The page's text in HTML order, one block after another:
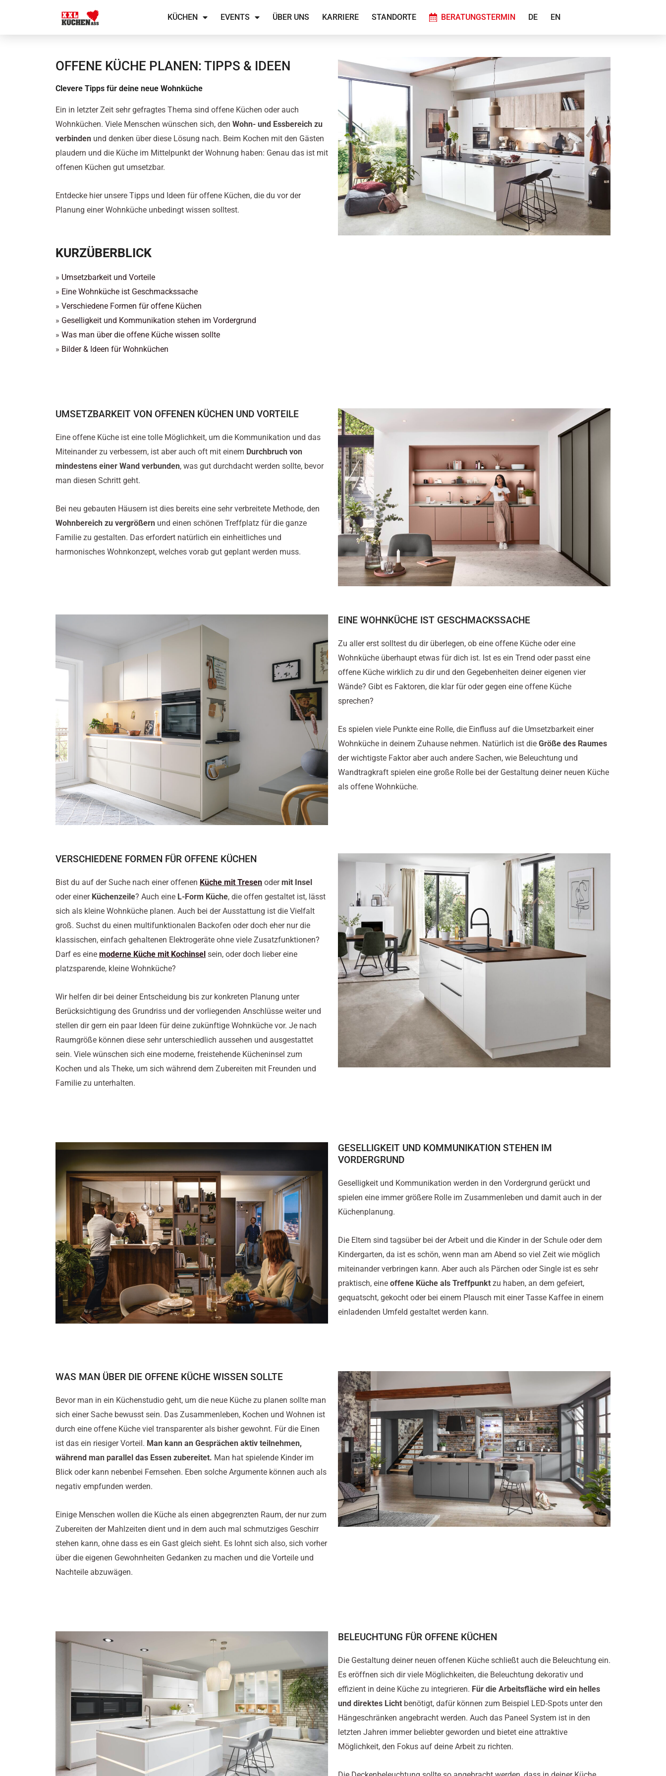
KÜCHEN EVENTS ÜBER UNS KARRIERE STANDORTE BERATUNGSTERMIN DE EN
OFFENE KÜCHE PLANEN: TIPPS & IDEEN
Clevere Tipps für deine neue Wohnküche
Ein in letzter Zeit sehr gefragtes Thema sind offene Küchen oder auch
Wohnküchen. Viele Menschen wünschen sich, den Wohn- und Essbereich zu
verbinden und denken über diese Lösung nach. Beim Kochen mit den Gästen
plaudern und die Küche im Mittelpunkt der Wohnung haben: Genau das ist mit
offenen Küchen gut umsetzbar.
Entdecke hier unsere Tipps und Ideen für offene Küchen, die du vor der
Planung einer Wohnküche unbedingt wissen solltest.
KURZÜBERBLICK
» Umsetzbarkeit und Vorteile
» Eine Wohnküche ist Geschmackssache
» Verschiedene Formen für offene Küchen
» Geselligkeit und Kommunikation stehen im Vordergrund
» Was man über die offene Küche wissen sollte
» Bilder & Ideen für Wohnküchen
UMSETZBARKEIT VON OFFENEN KÜCHEN UND VORTEILE
Eine offene Küche ist eine tolle Möglichkeit, um die Kommunikation und das
Miteinander zu verbessern, ist aber auch oft mit einem Durchbruch von
mindestens einer Wand verbunden, was gut durchdacht werden sollte, bevor
man diesen Schritt geht.
Bei neu gebauten Häusern ist dies bereits eine sehr verbreitete Methode, den
Wohnbereich zu vergrößern und einen schönen Treffplatz für die ganze
Familie zu gestalten. Das erfordert natürlich ein einheitliches und
harmonisches Wohnkonzept, welches vorab gut geplant werden muss.
EINE WOHNKÜCHE IST GESCHMACKSSACHE
Zu aller erst solltest du dir überlegen, ob eine offene Küche oder eine
Wohnküche überhaupt etwas für dich ist. Ist es ein Trend oder passt eine
offene Küche wirklich zu dir und den Gegebenheiten deiner eigenen vier
Wände? Gibt es Faktoren, die klar für oder gegen eine offene Küche
sprechen?
Es spielen viele Punkte eine Rolle, die Einfluss auf die Umsetzbarkeit einer
Wohnküche in deinem Zuhause nehmen. Natürlich ist die Größe des Raumes
der wichtigste Faktor aber auch andere Sachen, wie Beleuchtung und
Wandtragkraft spielen eine große Rolle bei der Gestaltung deiner neuen Küche
als offene Wohnküche.
VERSCHIEDENE FORMEN FÜR OFFENE KÜCHEN
Bist du auf der Suche nach einer offenen Küche mit Tresen odermit Insel
oder einer Küchenzeile? Auch eine L-Form Küche, die offen gestaltet ist, lässt
sich als kleine Wohnküche planen. Auch bei der Ausstattung ist die Vielfalt
groß. Suchst du einen multifunktionalen Backofen oder doch eher nur die
klassischen, einfach gehaltenen Elektrogeräte ohne viele Zusatzfunktionen?
Darf es eine moderne Küche mit Kochinsel sein, oder doch lieber eine
platzsparende, kleine Wohnküche?
Wir helfen dir bei deiner Entscheidung bis zur konkreten Planung unter
Berücksichtigung des Grundriss und der vorliegenden Anschlüsse weiter und
stellen dir gern ein paar Ideen für deine zukünftige Wohnküche vor. Je nach
Raumgröße können diese sehr unterschiedlich aussehen und ausgestattet
sein. Viele wünschen sich eine moderne, freistehende Kücheninsel zum
Kochen und als Theke, um sich während dem Zubereiten mit Freunden und
Familie zu unterhalten.
GESELLIGKEIT UND KOMMUNIKATION STEHEN IM
VORDERGRUND
Geselligkeit und Kommunikation werden in den Vordergrund gerückt und
spielen eine immer größere Rolle im Zusammenleben und damit auch in der
Küchenplanung.
Die Eltern sind tagsüber bei der Arbeit und die Kinder in der Schule oder dem
Kindergarten, da ist es schön, wenn man am Abend so viel Zeit wie möglich
miteinander verbringen kann. Aber auch als Pärchen oder Single ist es sehr
praktisch, eine offene Küche als Treffpunkt zu haben, an dem gefeiert,
gequatscht, gekocht oder bei einem Plausch mit einer Tasse Kaffee in einem
einladenden Umfeld gestaltet werden kann.
WAS MAN ÜBER DIE OFFENE KÜCHE WISSEN SOLLTE
Bevor man in ein Küchenstudio geht, um die neue Küche zu planen sollte man
sich einer Sache bewusst sein. Das Zusammenleben, Kochen und Wohnen ist
durch eine offene Küche viel transparenter als bisher gewohnt. Für die Einen
ist das ein riesiger Vorteil. Man kann an Gesprächen aktiv teilnehmen,
während man parallel das Essen zubereitet. Man hat spielende Kinder im
Blick oder kann nebenbei Fernsehen. Eben solche Argumente können auch als
negativ empfunden werden.
Einige Menschen wollen die Küche als einen abgegrenzten Raum, der nur zum
Zubereiten der Mahlzeiten dient und in dem auch mal schmutziges Geschirr
stehen kann, ohne dass es ein Gast gleich sieht. Es lohnt sich also, sich vorher
über die eigenen Gewohnheiten Gedanken zu machen und die Vorteile und
Nachteile abzuwägen.
BELEUCHTUNG FÜR OFFENE KÜCHEN
Die Gestaltung deiner neuen offenen Küche schließt auch die Beleuchtung ein.
Es eröffnen sich dir viele Möglichkeiten, die Beleuchtung dekorativ und
effizient in deine Küche zu integrieren. Für die Arbeitsfläche wird ein helles
und direktes Licht benötigt, dafür können zum Beispiel LED-Spots unter den
Hängeschränken angebracht werden. Auch das Paneel System ist in den
letzten Jahren immer beliebter geworden und bietet eine attraktive
Möglichkeit, den Fokus auf deine Arbeit zu richten.